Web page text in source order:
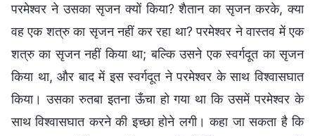
परमेश्वर ने उसका सृजन क्यों किया? शैतान का सृजन करके, क्या
वह एक शत्रु का सृजन नहीं कर रहा था? परमेश्वर ने वास्तव में एक
शत्रु का सृजन नहीं किया था; बल्कि उसने एक स्वर्गदूत का सृजन
किया था, और बाद में इस स्वर्गदूत ने परमेश्वर के साथ विश्वासघात
किया। उसका रुतबा इतना ऊँचा हो गया था कि उसमें परमेश्वर के
साथ विश्वासघात करने की इच्छा होने लगी। कहा जा सकता है कि